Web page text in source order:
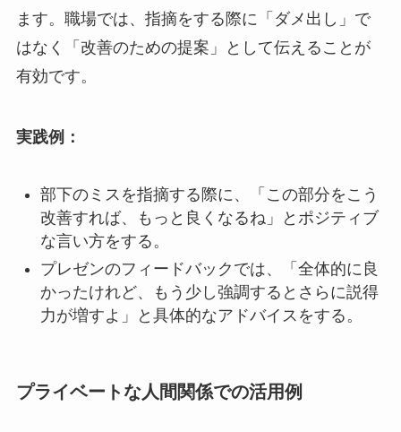
ます。職場では、指摘をする際に「ダメ出し」で
はなく「改善のための提案」として伝えることが
有効です。
実践例：
部下のミスを指摘する際に、「この部分をこう
改善すれば、もっと良くなるね」とポジティブ
な言い方をする。
プレゼンのフィードバックでは、「全体的に良
かったけれど、もう少し強調するとさらに説得
力が増すよ」と具体的なアドバイスをする。
プライベートな人間関係での活用例